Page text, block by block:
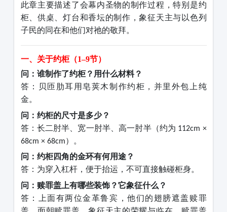
此章主要描述了会幕内圣物的制作过程，特别是约
柜、供桌、灯台和香坛的制作，象征天主与以色列
子民的同在和他们对祂的敬拜。
一、关于约柜（1–9节）
问：谁制作了约柜？用什么材料？
答：贝匝肋耳用皂荚木制作约柜，并里外包上纯
金。
问：约柜的尺寸是多少？
答：长二肘半、宽一肘半、高一肘半（约为 112cm ×
68cm × 68cm）。
问：约柜四角的金环有何用途？
答：为穿入杠杆，便于抬运，不可直接触碰柜身。
问：赎罪盖上有哪些装饰？它象征什么？
答：上面有两位金革鲁宾，他们的翅膀遮盖赎罪